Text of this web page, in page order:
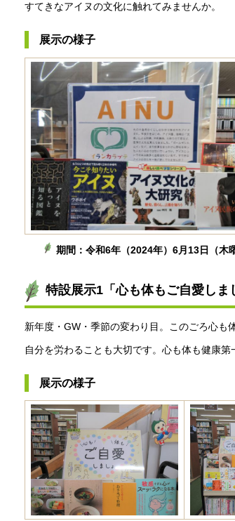
すてきなアイヌの文化に触れてみませんか。
展示の様子
期間：令和6年（2024年）6月13日（木
特設展示1「心も体もご自愛しま
新年度・GW・季節の変わり目。このごろ心
自分を労わることも大切です。心も体も健康
展示の様子